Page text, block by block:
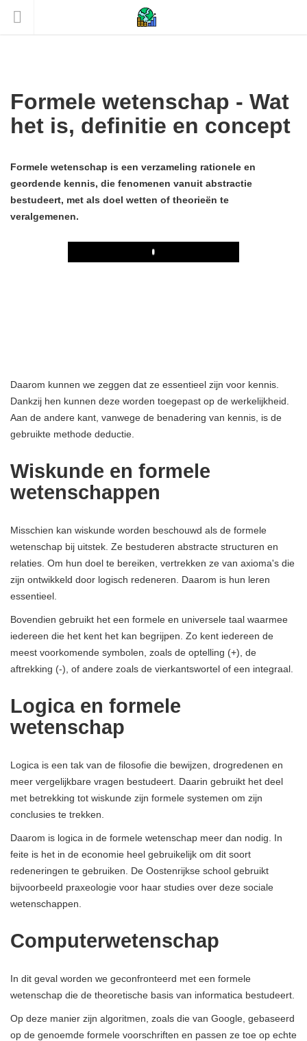
Formele wetenschap - Wat
het is, definitie en concept
Formele wetenschap is een verzameling rationele en
geordende kennis, die fenomenen vanuit abstractie
bestudeert, met als doel wetten of theorieën te
veralgemenen.
Play
Daarom kunnen we zeggen dat ze essentieel zijn voor kennis.
Dankzij hen kunnen deze worden toegepast op de werkelijkheid.
Aan de andere kant, vanwege de benadering van kennis, is de
gebruikte methode deductie.
Wiskunde en formele
wetenschappen
Misschien kan wiskunde worden beschouwd als de formele
wetenschap bij uitstek. Ze bestuderen abstracte structuren en
relaties. Om hun doel te bereiken, vertrekken ze van axioma's die
zijn ontwikkeld door logisch redeneren. Daarom is hun leren
essentieel.
Bovendien gebruikt het een formele en universele taal waarmee
iedereen die het kent het kan begrijpen. Zo kent iedereen de
meest voorkomende symbolen, zoals de optelling (+), de
aftrekking (-), of andere zoals de vierkantswortel of een integraal.
Logica en formele
wetenschap
Logica is een tak van de filosofie die bewijzen, drogredenen en
meer vergelijkbare vragen bestudeert. Daarin gebruikt het deel
met betrekking tot wiskunde zijn formele systemen om zijn
conclusies te trekken.
Daarom is logica in de formele wetenschap meer dan nodig. In
feite is het in de economie heel gebruikelijk om dit soort
redeneringen te gebruiken. De Oostenrijkse school gebruikt
bijvoorbeeld praxeologie voor haar studies over deze sociale
wetenschappen.
Computerwetenschap
In dit geval worden we geconfronteerd met een formele
wetenschap die de theoretische basis van informatica bestudeert.
Op deze manier zijn algoritmen, zoals die van Google, gebaseerd
op de genoemde formele voorschriften en passen ze toe op echte